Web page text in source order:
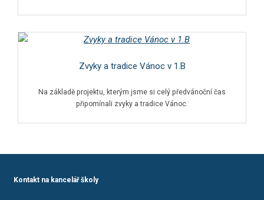
Zvyky a tradice Vánoc v 1.B
Na základě projektu, kterým jsme si celý předvánoční čas
připomínali zvyky a tradice Vánoc.
Kontakt na kancelář školy